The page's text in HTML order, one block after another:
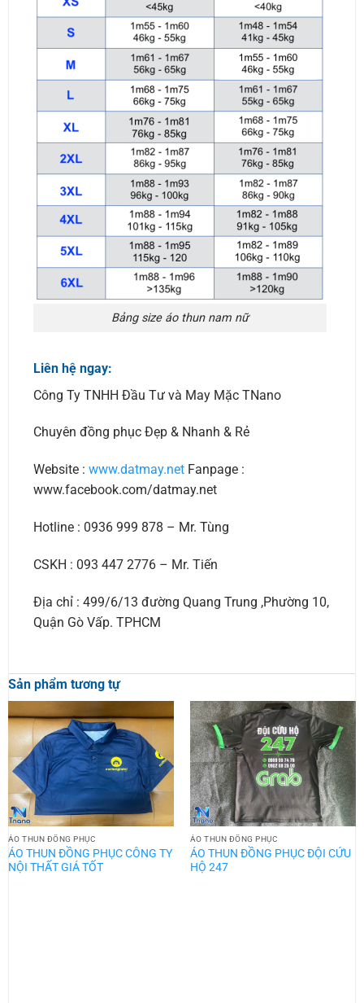
Bảng size áo thun nam nữ
Liên hệ ngay:
Công Ty TNHH Đầu Tư và May Mặc TNano
Chuyên đồng phục Đẹp & Nhanh & Rẻ
Website : www.datmay.netFanpage :
www.facebook.com/datmay.net
Hotline : 0936 999 878 – Mr. Tùng
CSKH : 093 447 2776 – Mr. Tiến
Địa chỉ : 499/6/13 đường Quang Trung ,Phường 10,
Quận Gò Vấp. TPHCM
Sản phẩm tương tự
ÁO THUN ĐỒNG PHỤC
ÁO THUN ĐỒNG PHỤC CÔNG TY
NỘI THẤT GIÁ TỐT
ÁO THUN ĐỒNG PHỤC
ÁO THUN ĐỒNG PHỤC ĐỘI CỨU
HỘ 247